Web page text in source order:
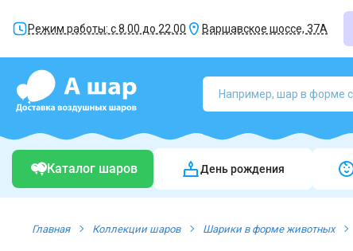
Режим работы: с 8.00 до 22.00 Варшавское шоссе, 37А
Каталог шаров День рождения
Главная Коллекции шаров Шарики в форме животных